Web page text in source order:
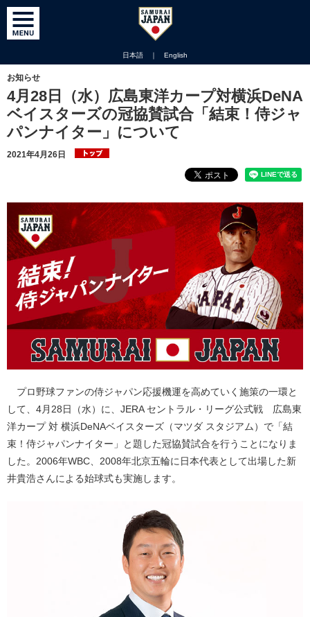
日本語 ｜ English
お知らせ
4月28日（水）広島東洋カープ対横浜DeNA
ベイスターズの冠協賛試合「結束！侍ジャ
パンナイター」について
2021年4月26日
プロ野球ファンの侍ジャパン応援機運を高めていく施策の一環と
して、4月28日（水）に、JERA セントラル・リーグ公式戦 広島東
洋カープ 対 横浜DeNAベイスターズ（マツダ スタジアム）で「結
束！侍ジャパンナイター」と題した冠協賛試合を行うことになりま
した。2006年WBC、2008年北京五輪に日本代表として出場した新
井貴浩さんによる始球式も実施します。